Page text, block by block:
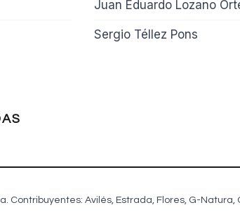
Juan Eduardo Lozano
Sergio Téllez Pons
Contribuyentes: Avilés, Estrada, Flores, G-Natura,